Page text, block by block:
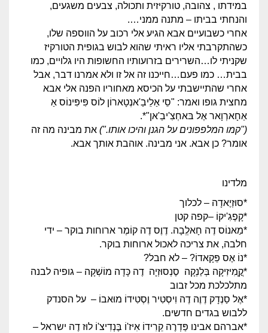
במידתו , צהובה, טורקיזית ותכולה, צבעים משגעים,
והנחתי בביתו – מתנה ממני….
אחרי כשבועיים אבא הגיע אלי רכוב על הווספה שלו,
כשהתקרבתי אליו ראיתי שהוא לבוש בגופית הטורקיז
שקניתי לו…השרירים בזרועותיו החשופות היו גלויים, כמו
בבית… כמו פעם…חייכנו זה אל זו ולא אמרנו דבר, אבל
אחרי שהתיישבתי על הכיסא מאחוריו הפנה אלי אבא
מחצית גופו ואמר: "סֵי אַלֵיבַ'אנְטָארוֹן לוֹס פִּיפִּינוֹס אַ
אַחָארְוָאר אֶל בּאחְצִ'יבַ'אן"*.
("קמו המלפפונים על הגנן והיכו אותו.") את מבינה מה זה
אומר? כן אבא. אני מבינה. אוהבת אותך אבא.
מלדינו
*סוּזְיֶאדָה – לכלוך
*קָפֶגִ'יקוֹ –קפה קטן
*מַאנוֹס דֶה חָאלְְבָה. דֶוֶס דֶה קוֹמֶר ארוחות בוקר – ידי
חלבה, את צריכה לאכול ארוחות בוקר.
*נוֹ אֶס פֵּקָאדוֹ? – לא חבל?
*קֳָמִיזִיקָה בְּלַנְקָה סֶנְסוּזְיָה דֶה כָּדָה מוֹשְׁקָה – גופיה לבנה
מתלכלכת מכל זבוב
*אֶל סַנְדָק דֶוֶה דֶה וִיסְטִיר וֶסְטִידוֹ מוּאבוֹ – על הסנדק
ללבוש בגדים חדשים.
*אברהם אבינו פַּדְרֶה קֵרִידוֹ אִיז'וֹ בֶּנְדִיצ'וֹ לוּז דֶה ישראל –